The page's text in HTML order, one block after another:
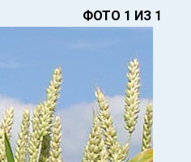
ФОТО 1 ИЗ 1